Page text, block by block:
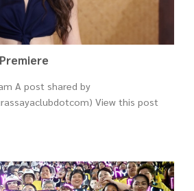
A post shared by
View this post